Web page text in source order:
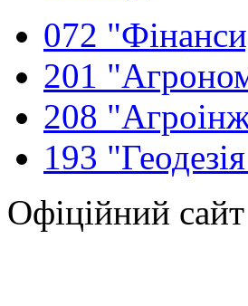
072
201
208
193
Офіційний